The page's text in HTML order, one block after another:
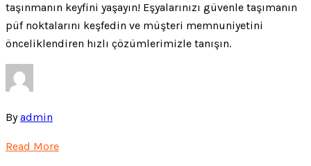
taşınmanın keyfini yaşayın! Eşyalarınızı güvenle taşımanın
püf noktalarını keşfedin ve müşteri memnuniyetini
önceliklendiren hızlı çözümlerimizle tanışın.
Byadmin
Read More